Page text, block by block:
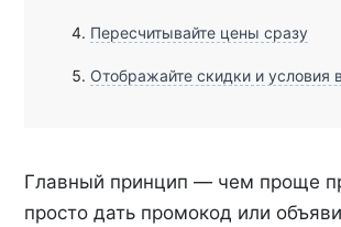
Пересчитывайте цены сразу
Отображайте скидки и условия
Главный принцип — чем проще
просто дать промокод или